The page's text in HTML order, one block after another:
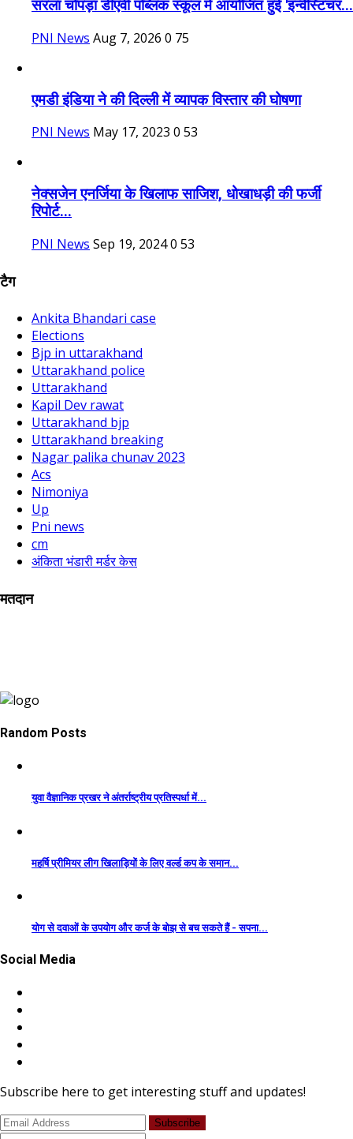
सरला चोपड़ा डीएवी पब्लिक स्कूल में आयोजित हुई 'इन्वेस्टिचर...
PNI News Aug 7, 2026 0 75
एमडी इंडिया ने की दिल्‍ली में व्‍यापक विस्‍तार की घोषणा
PNI News May 17, 2023 0 53
नेक्सजेन एनर्जिया के खिलाफ साजिश, धोखाधड़ी की फर्जी
रिपोर्ट...
PNI News Sep 19, 20240 53
टैग
Ankita Bhandari case
Elections
Bjp in uttarakhand
Uttarakhand police
Uttarakhand
Kapil Dev rawat
Uttarakhand bjp
Uttarakhand breaking
Nagar palika chunav 2023
Acs
Nimoniya
Up
Pni news
cm
अंकिता भंडारी मर्डर केस
मतदान
Random Posts
युवा वैज्ञानिक प्रखर ने अंतर्राष्ट्रीय प्रतिस्पर्धा में...
महर्षि प्रीमियर लीग खिलाड़ियों के लिए वर्ल्ड कप के समान...
योग से दवाओं के उपयोग और कर्ज के बोझ से बच सकते हैं - सपना...
Social Media
Subscribe here to get interesting stuff and updates!
Subscribe